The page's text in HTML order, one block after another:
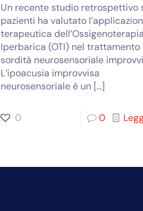
Un recente studio retrospettivo
pazienti ha valutato
terapeutica dell’Ossigenoterapia
Iperbarica (OTI) nel trattamento
sordità neurosensoriale
L’ipoacusia improvvisa
neurosensoriale è un […]
0 0